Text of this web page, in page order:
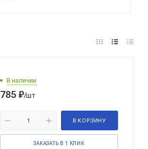
В наличии
785 ₽/шт
В КОРЗИНУ
ЗАКАЗАТЬ В 1 КЛИК